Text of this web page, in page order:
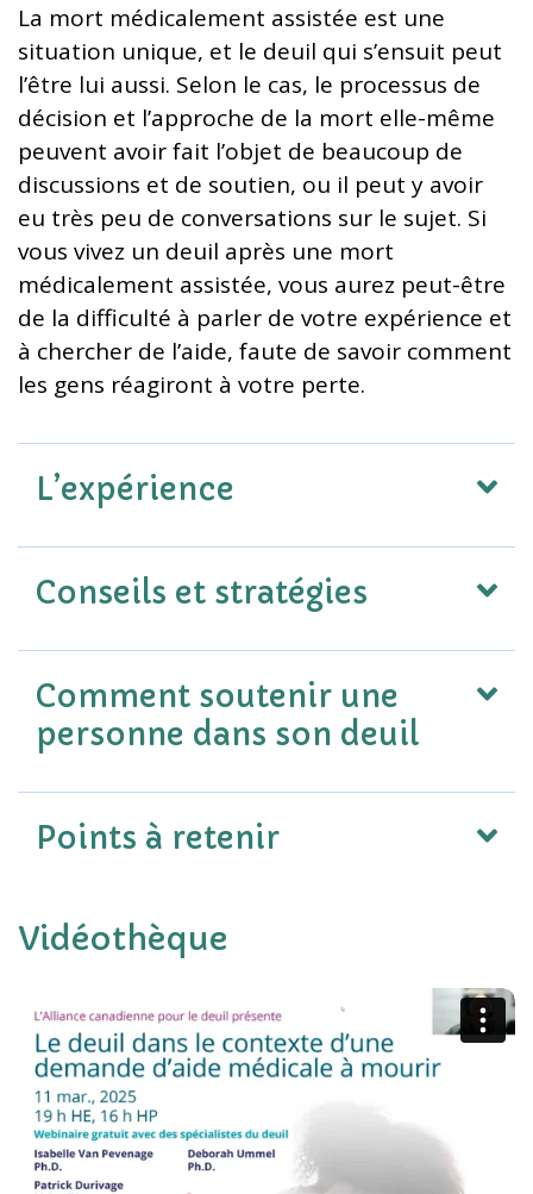
La mort médicalement assistée est une
situation unique, et le deuil qui s’ensuit peut
l’être lui aussi. Selon le cas, le processus de
décision et l’approche de la mort elle-même
peuvent avoir fait l’objet de beaucoup de
discussions et de soutien, ou il peut y avoir
eu très peu de conversations sur le sujet. Si
vous vivez un deuil après une mort
médicalement assistée, vous aurez peut-être
de la difficulté à parler de votre expérience et
à chercher de l’aide, faute de savoir comment
les gens réagiront à votre perte.
L’expérience
Conseils et stratégies
Comment soutenir une
personne dans son deuil
Points à retenir
Vidéothèque